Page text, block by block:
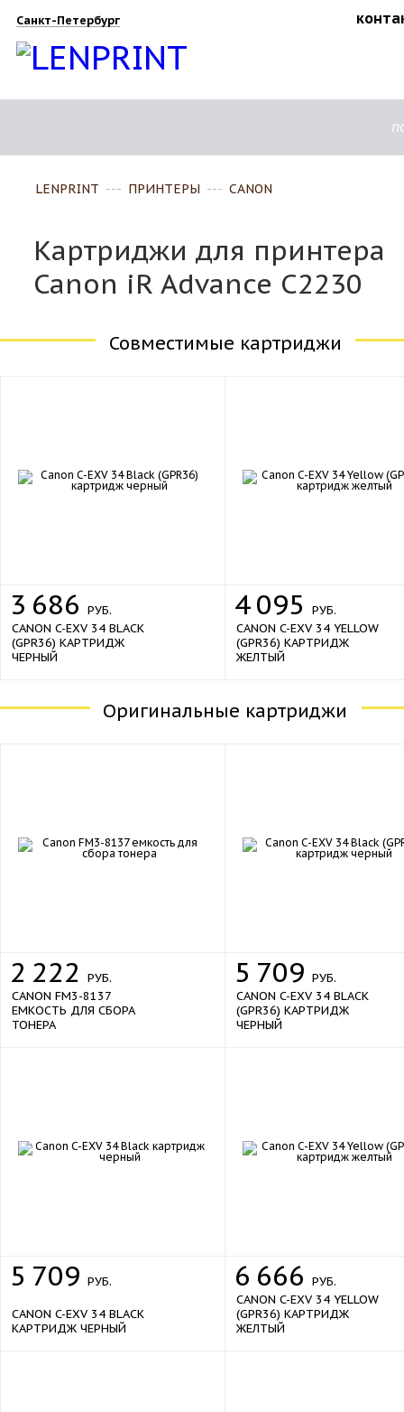
Санкт-Петербург
LENPRINT --- ПРИНТЕРЫ --- CANON
Картриджи для принтера
Canon iR Advance C2230
Совместимые картриджи
3 686 РУБ.
CANON C-EXV 34 BLACK
(GPR36) КАРТРИДЖ
ЧЕРНЫЙ
4095
РУБ.
CANON C-EXV 34 YELLOW
(GPR36) КАРТРИДЖ
ЖЕЛТЫЙ
Оригинальные картриджи
2 222
РУБ.
CANON FM3-8137
ЕМКОСТЬ ДЛЯ СБОРА
ТОНЕРА
5 709 РУБ.
CANON C-EXV 34 BLACK
(GPR36) КАРТРИДЖ
ЧЕРНЫЙ
5 709 РУБ.
CANON C-EXV 34 BLACK
КАРТРИДЖ ЧЕРНЫЙ
6 666 РУБ.
CANON C-EXV 34 YELLOW
(GPR36) КАРТРИДЖ
ЖЕЛТЫЙ